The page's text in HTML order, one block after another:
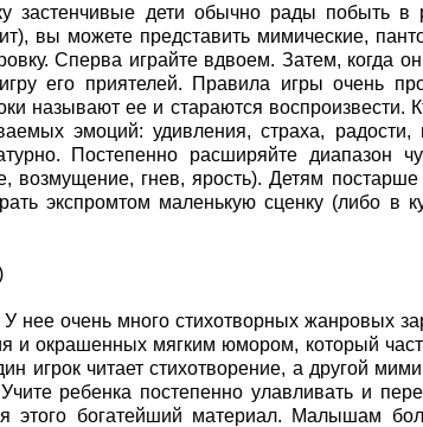
застенчивые дети обычно рады побыть в
вы можете представить мимические,
Сперва играйте вдвоем. Затем, когда
его приятелей. Правила игры очень
называют ее и стараются воспроизвести.
эмоций: удивления, страха, радости,
Постепенно расширяйте диапазон
возмущение, гнев, ярость). Детям
экспромтом маленькую сценку (либо в
нее очень много стихотворных жанровых
и окрашенных мягким юмором, который
игрок читает стихотворение, а другой
ребенка постепенно улавливать и
этого богатейший материал. Малышам